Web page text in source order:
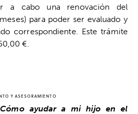
a cabo una renovación del
para poder ser evaluado y
correspondiente. Este trámite
€.
Y ASESORAMIENTO
Cómo ayudar a mi hijo en el